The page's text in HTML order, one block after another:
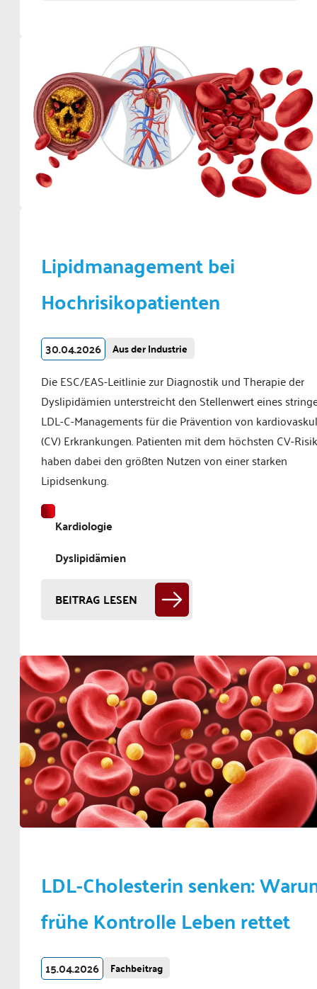
Lipidmanagement bei
Hochrisikopatienten
30.04.2026 Aus der Industrie
Die ESC/EAS-Leitlinie zur Diagnostik und Therapie der
Dyslipidämien unterstreicht den Stellenwert eines
LDL-C-Managements für die Prävention von
(CV) Erkrankungen. Patienten mit dem höchsten CV-
haben dabei den größten Nutzen von einer starken
Lipidsenkung.
Kardiologie
Dyslipidämien
BEITRAG LESEN
LDL-Cholesterin senken:
frühe Kontrolle Leben rettet
15.04.2026 Fachbeitrag